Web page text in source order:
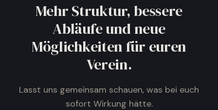
Mehr Struktur, bessere
Abläufe und neue
Möglichkeiten für euren
Verein.
Lasst uns gemeinsam schauen, was bei euch
sofort Wirkung hätte.